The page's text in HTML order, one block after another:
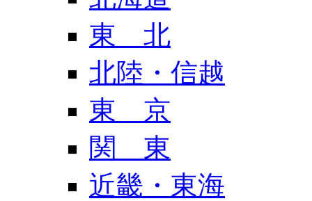
東 北
北陸・信越
東 京
関 東
近畿・東海